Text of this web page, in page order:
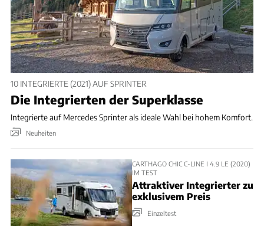
10 INTEGRIERTE (2021) AUF SPRINTER
Die Integrierten der Superklasse
Integrierte auf Mercedes Sprinter als ideale Wahl bei hohem Komfort.
Neuheiten
CARTHAGO CHIC C-LINE I 4.9 LE (2020)
IM TEST
Attraktiver Integrierter zu
exklusivem Preis
Einzeltest